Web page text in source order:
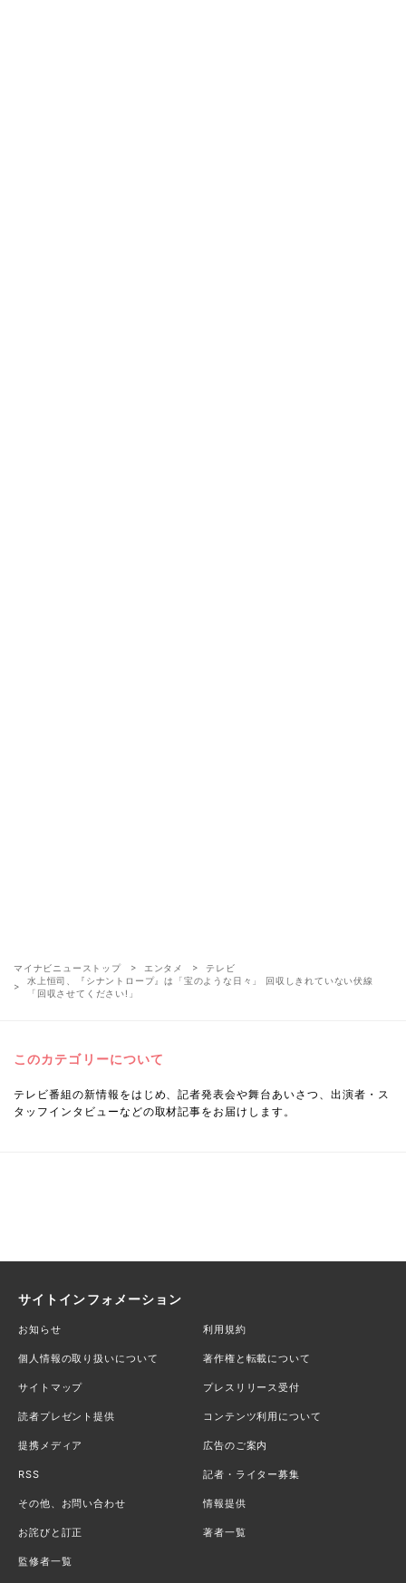
マイナビニューストップ エンタメ
テレビ
水上恒司、『シナントロープ』は「宝のような日々」 回収しきれていない伏線
「回収させてください!」
このカテゴリーについて
テレビ番組の新情報をはじめ、記者発表会や舞台あいさつ、出演者・ス
タッフインタビューなどの取材記事をお届けします。
サイトインフォメーション
お知らせ 利用規約
個人情報の取り扱いについて 著作権と転載について
サイトマップ プレスリリース受付
読者プレゼント提供 コンテンツ利用について
提携メディア 広告のご案内
RSS 記者・ライター募集
その他、お問い合わせ 情報提供
お詫びと訂正 著者一覧
監修者一覧